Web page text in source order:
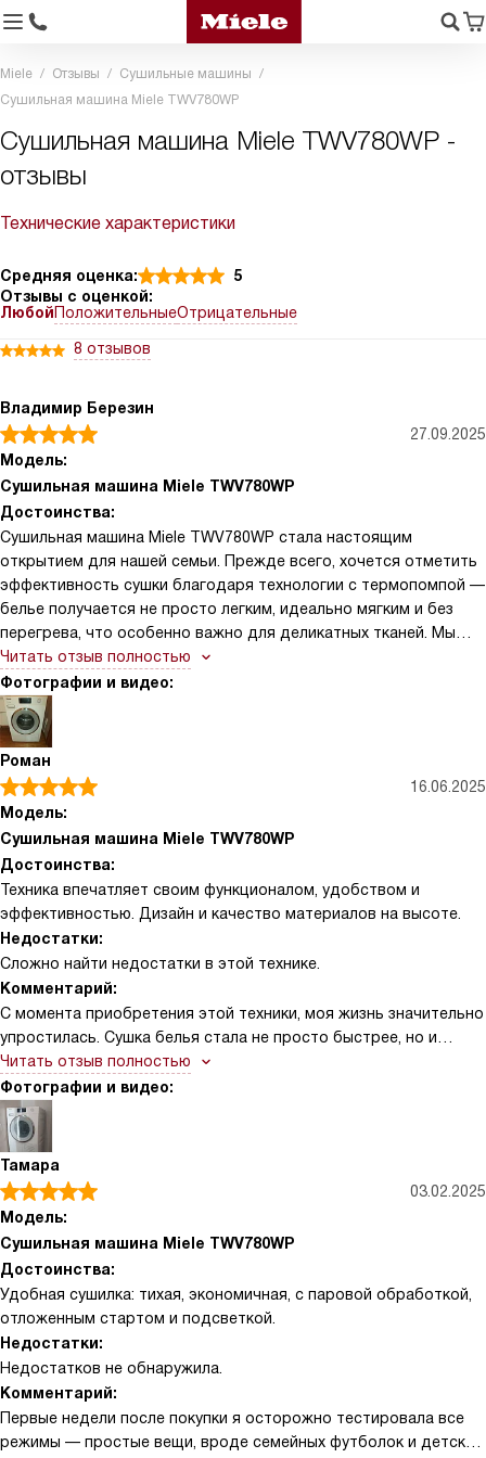
Miele Отзывы
Сушильные машины
Сушильная машина Miele TWV780WP
Сушильная машина Miele TWV780WP -
отзывы
Технические характеристики
Средняя оценка:
5
Отзывы с оценкой:
ЛюбойПоложительныеОтрицательные
8 отзывов
Владимир Березин
27.09.2025
Модель:
Сушильная машина Miele TWV780WP
Достоинства:
Сушильная машина Miele TWV780WP стала настоящим
открытием для нашей семьи. Прежде всего, хочется отметить
эффективность сушки благодаря технологии с термопомпой —
белье получается не просто легким, идеально мягким и без
перегрева, что особенно важно для деликатных тканей. Мы
активно пользуемся разнообразными программами (их целых
23!), и каждый из них действительно адаптирует под
конкретный тип ткани: от джинсов до шерсти и спортивной
одежды. Специально выручает функцию «Быстрая сушка» — за
40 минут можно полностью высушить небольшую загрузку, что
незаменимо в условиях плотной графики. Также впечатляет
возможность встраивания под столешницу и установку в
колонну — техника органично вписалась в интерьер нашей
кухни, не занимая лишнего места. Управление реализовано
понятное, наклонная панель под углом 5° делает
взаимодействие с машиной ещё удобным.
Читать отзыв полностью
Фотографии и видео:
Роман
16.06.2025
Модель:
Сушильная машина Miele TWV780WP
Достоинства:
Техника впечатляет своим функционалом, удобством и
эффективностью. Дизайн и качество материалов на высоте.
Недостатки:
Сложно найти недостатки в этой технике.
Комментарий:
С момента приобретения этой техники, моя жизнь значительно
упростилась. Сушка белья стала не просто быстрее, но и
качественнее. Я особенно ценю наличие 23 программ, которые
позволяют мне выбирать оптимальный режим для разных
типов ткани. Больше не нужно беспокоиться о том, что джинсы
или шерстяные вещи могут сесть после сушки.
Очень удобно, что есть возможность отложенного старта.
Теперь я могу загрузить белье перед уходом на работу, а к
вечеру все уже будет готово. Индикаторы выполнения
программы и остаточного времени позволяют контролировать
процесс и планировать свое время.
Технология PerfectDry гарантирует, что белье будет высушено
идеально, не зависимо от объема загрузки. Это особенно
заметно на больших вещах, таких как подушки или постельное
белье.
У меня есть кот, и я часто сталкиваюсь с проблемой шерсти на
Читать отзыв полностью
Фотографии и видео:
Тамара
03.02.2025
Модель:
Сушильная машина Miele TWV780WP
Достоинства:
Удобная сушилка: тихая, экономичная, с паровой обработкой,
отложенным стартом и подсветкой.
Недостатки:
Недостатков не обнаружила.
Комментарий:
Первые недели после покупки я осторожно тестировала все
режимы — простые вещи, вроде семейных футболок и детских